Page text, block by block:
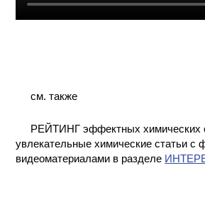
КОНТАКТЫ
см. также
РЕЙТИНГ эффектных химических
увлекательные химические статьи с
видеоматериалами в разделе